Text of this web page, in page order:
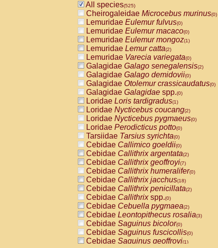
All species(525)
Cheirogaleidae Microcebus murinus(0)
Lemuridae Eulemur fulvus(0)
Lemuridae Eulemur macaco(0)
Lemuridae Eulemur mongoz(1)
Lemuridae Lemur catta(2)
Lemuridae Varecia variegata(0)
Galagidae Galago senegalensis(2)
Galagidae Galago demidovii(0)
Galagidae Otolemur crassicaudatus(0)
Galagidae Galagidae spp.(0)
Loridae Loris tardigradus(1)
Loridae Nycticebus coucang(2)
Loridae Nycticebus pygmaeus(0)
Loridae Perodicticus potto(0)
Tarsiidae Tarsius syrichta(0)
Cebidae Callimico goeldii(0)
Cebidae Callithrix argentata(2)
Cebidae Callithrix geoffroyi(7)
Cebidae Callithrix humeralifer(0)
Cebidae Callithrix jacchus(18)
Cebidae Callithrix penicillata(2)
Cebidae Callithrixspp.(0)
Cebidae Cebuella pygmaea(2)
Cebidae Leontopithecus rosalia(3)
Cebidae Saguinus bicolor(0)
Cebidae Saguinus fuscicollis(0)
Cebidae Saguinus geoffroyi(1)